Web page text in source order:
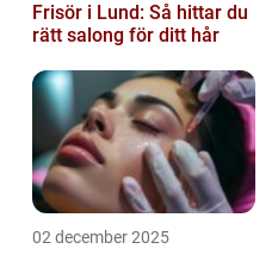
Frisör i Lund: Så hittar du
rätt salong för ditt hår
02 december 2025